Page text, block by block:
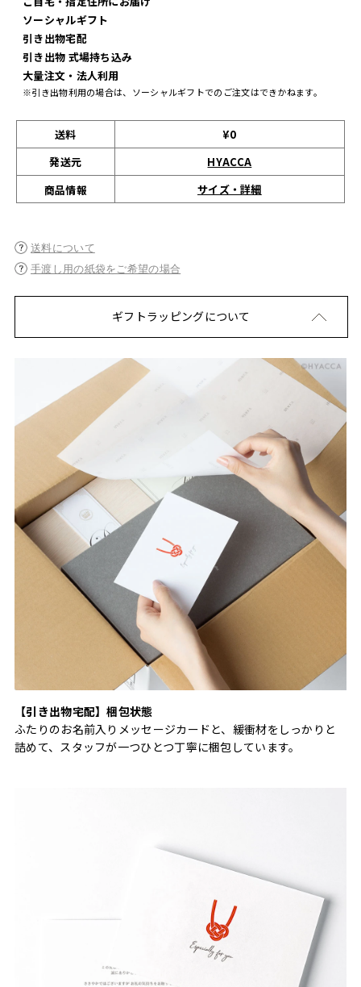
ソーシャルギフト
引き出物宅配
引き出物 式場持ち込み
大量注文・法人利用
※引き出物利用の場合は、ソーシャルギフトでのご注文はできかねます。
送料
¥0
発送元
HYACCA
商品情報
サイズ・詳細
送料について
手渡し用の紙袋をご希望の場合
ギフトラッピングについて
【引き出物宅配】梱包状態
ふたりのお名前入りメッセージカードと、緩衝材をしっかりと
詰めて、スタッフが一つひとつ丁寧に梱包しています。